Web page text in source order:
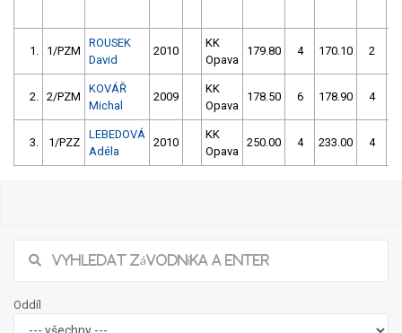
1. 1/PZM
ROUSEK
David
2010
KK
Opava
179.80 4 170.10 2
2. 2/PZM
KOVÁŘ
Michal
2009
KK
Opava
178.50 6 178.90 4
3. 1/PZZ
LEBEDOVÁ
Adéla
2010
KK
Opava
250.00 4 233.00 4
Oddíl